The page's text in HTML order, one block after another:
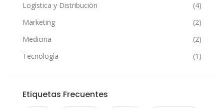
Logìstica y Distribuciòn
(4)
Marketing
(2)
Medicina
(2)
Tecnologìa
(1)
Etiquetas Frecuentes